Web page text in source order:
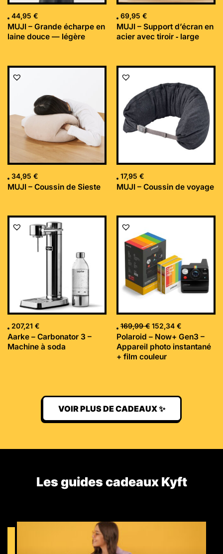
44,95 €
MUJI – Grande écharpe en
laine douce — légère
69,95 €
MUJI – Support d’écran en
acier avec tiroir ‐ large
34,95 €
MUJI – Coussin de Sieste
17,95 €
MUJI – Coussin de voyage
207,21 €
Aarke – Carbonator 3 –
Machine à soda
169,99€
Le
initial
était :
169,99 €.
152,34 €
Le
Polaroid – Now+ Gen3 –
Appareil photo instantané
+ film couleur
VOIR PLUS DE CADEAUX ✨
Les guides cadeaux Kyft​